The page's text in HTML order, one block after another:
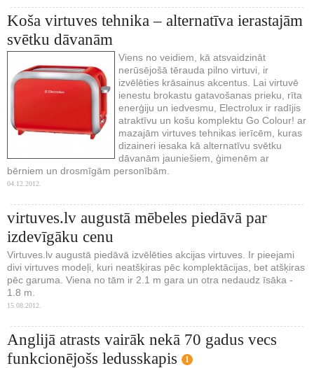
Koša virtuves tehnika – alternatīva ierastajām
svētku dāvanām
Viens no veidiem, kā atsvaidzināt
nerūsējošā tērauda pilno virtuvi, ir
izvēlēties krāsainus akcentus. Lai virtuvē
ienestu brokastu gatavošanas prieku, rīta
enerģiju un iedvesmu, Electrolux ir radījis
atraktīvu un košu komplektu Go Colour! ar
mazajām virtuves tehnikas ierīcēm, kuras
dizaineri iesaka kā alternatīvu svētku
dāvanām jauniešiem, ģimenēm ar
bērniem un drosmīgām personībām.
04.12.2012.
virtuves.lv augustā mēbeles piedāvā par
izdevīgāku cenu
Virtuves.lv augustā piedāvā izvēlēties akcijas virtuves. Ir pieejami
divi virtuves modeļi, kuri neatšķiras pēc komplektācijas, bet atšķiras
pēc garuma. Viena no tām ir 2.1 m gara un otra nedaudz īsāka -
1.8 m.
15.08.2012.
Anglijā atrasts vairāk nekā 70 gadus vecs
funkcionējošs ledusskapis
1